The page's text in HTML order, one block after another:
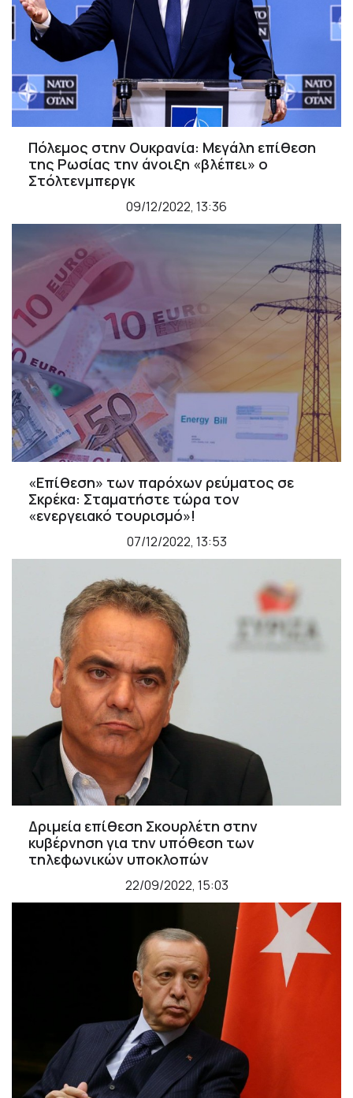
Πόλεμος στην Ουκρανία: Μεγάλη επίθεση
της Ρωσίας την άνοιξη «βλέπει» ο
Στόλτενμπεργκ
09/12/2022, 13:36
«Επίθεση» των παρόχων ρεύματος σε
Σκρέκα: Σταματήστε τώρα τον
«ενεργειακό τουρισμό»!
07/12/2022, 13:53
Δριμεία επίθεση Σκουρλέτη στην
κυβέρνηση για την υπόθεση των
τηλεφωνικών υποκλοπών
22/09/2022, 15:03